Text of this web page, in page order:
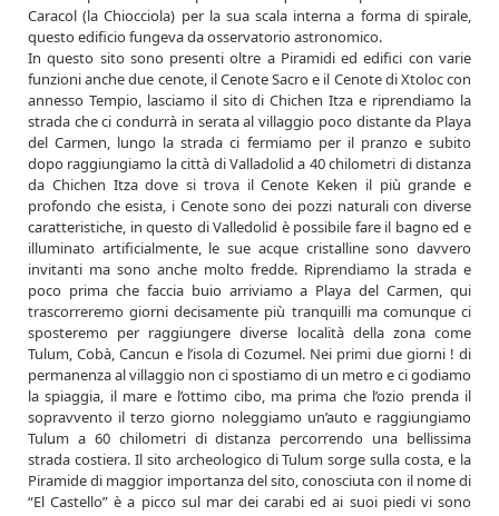
Caracol (la Chiocciola) per la sua scala interna a forma di spirale,
questo edificio fungeva da osservatorio astronomico.
In questo sito sono presenti oltre a Piramidi ed edifici con varie
funzioni anche due cenote, il Cenote Sacro e il Cenote di Xtoloc con
annesso Tempio, lasciamo il sito di Chichen Itza e riprendiamo la
strada che ci condurrà in serata al villaggio poco distante da Playa
del Carmen, lungo la strada ci fermiamo per il pranzo e subito
dopo raggiungiamo la città di Valladolid a 40 chilometri di distanza
da Chichen Itza dove si trova il Cenote Keken il più grande e
profondo che esista, i Cenote sono dei pozzi naturali con diverse
caratteristiche, in questo di Valledolid è possibile fare il bagno ed e
illuminato artificialmente, le sue acque cristalline sono davvero
invitanti ma sono anche molto fredde. Riprendiamo la strada e
poco prima che faccia buio arriviamo a Playa del Carmen, qui
trascorreremo giorni decisamente più tranquilli ma comunque ci
sposteremo per raggiungere diverse località della zona come
Tulum, Cobà, Cancun e l’isola di Cozumel. Nei primi due giorni ! di
permanenza al villaggio non ci spostiamo di un metro e ci godiamo
la spiaggia, il mare e l’ottimo cibo, ma prima che l’ozio prenda il
sopravvento il terzo giorno noleggiamo un’auto e raggiungiamo
Tulum a 60 chilometri di distanza percorrendo una bellissima
strada costiera. Il sito archeologico di Tulum sorge sulla costa, e la
Piramide di maggior importanza del sito, conosciuta con il nome di
“El Castello” è a picco sul mar dei carabi ed ai suoi piedi vi sono